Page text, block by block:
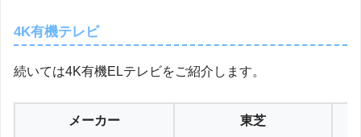
4K有機テレビ
続いては4K有機ELテレビをご紹介します。
メーカー 東芝